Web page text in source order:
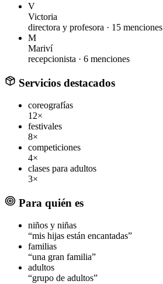
V
Victoria
directora y profesora · 15 menciones
M
Mariví
recepcionista · 6 menciones
Servicios destacados
coreografías
12×
festivales
8×
competiciones
4×
clases para adultos
3×
Para quién es
niños y niñas
“mis hijas están encantadas”
familias
“una gran familia”
adultos
“grupo de adultos”